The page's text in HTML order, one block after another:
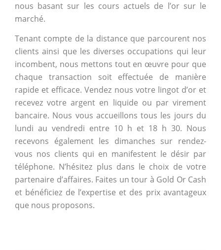
nous basant sur les cours actuels de l’or sur le
marché.
Tenant compte de la distance que parcourent nos
clients ainsi que les diverses occupations qui leur
incombent, nous mettons tout en œuvre pour que
chaque transaction soit effectuée de manière
rapide et efficace. Vendez nous votre lingot d’or et
recevez votre argent en liquide ou par virement
bancaire. Nous vous accueillons tous les jours du
lundi au vendredi entre 10 h et 18 h 30. Nous
recevons également les dimanches sur rendez-
vous nos clients qui en manifestent le désir par
téléphone. N’hésitez plus dans le choix de votre
partenaire d’affaires. Faites un tour à Gold Or Cash
et bénéficiez de l’expertise et des prix avantageux
que nous proposons.